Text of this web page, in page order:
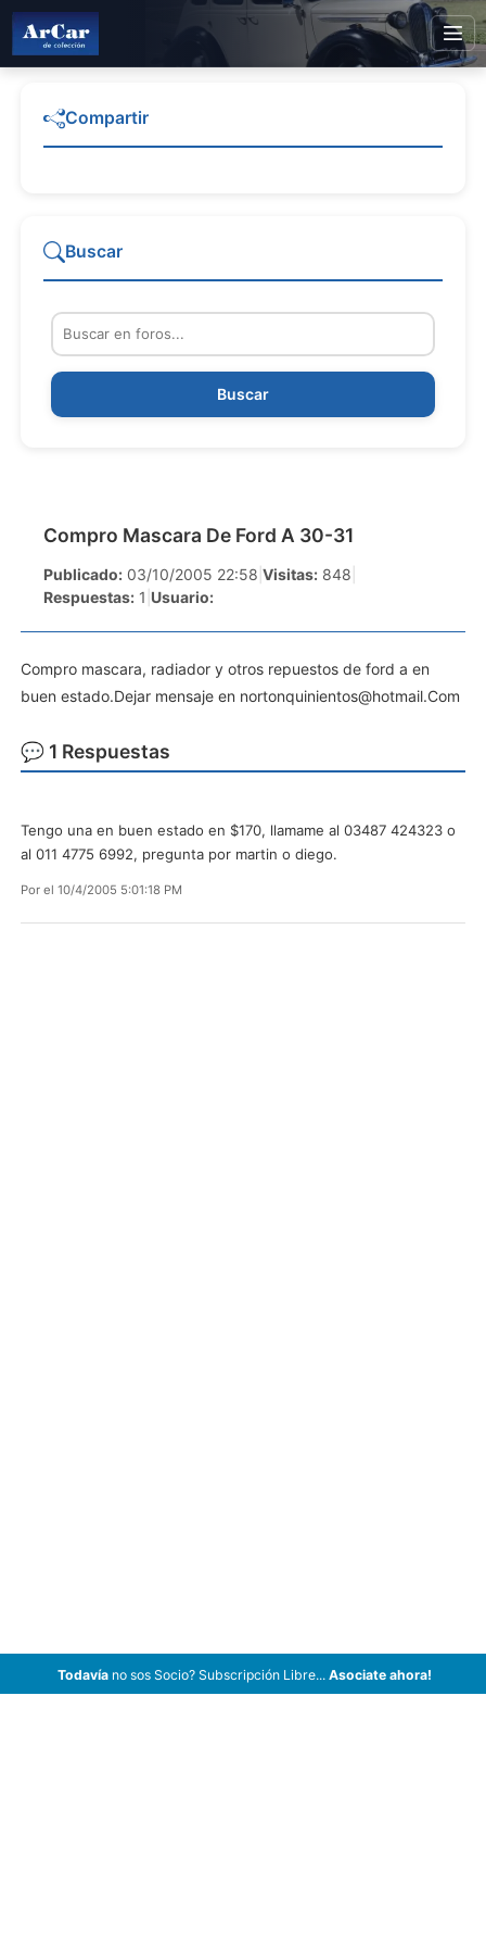
Compro Mascara De Ford A 30-31
Publicado: 03/10/2005 22:58 Visitas: 848
Respuestas: 1 Usuario:
Compro mascara, radiador y otros repuestos de ford a en
buen estado.Dejar mensaje en nortonquinientos@hotmail.Com
💬 1 Respuestas
Tengo una en buen estado en $170, llamame al 03487 424323 o
al 011 4775 6992, pregunta por martin o diego.
Por el 10/4/2005 5:01:18 PM
Compartir
Buscar
Buscar
Todavíano sos Socio? Subscripción Libre... Asociate ahora!